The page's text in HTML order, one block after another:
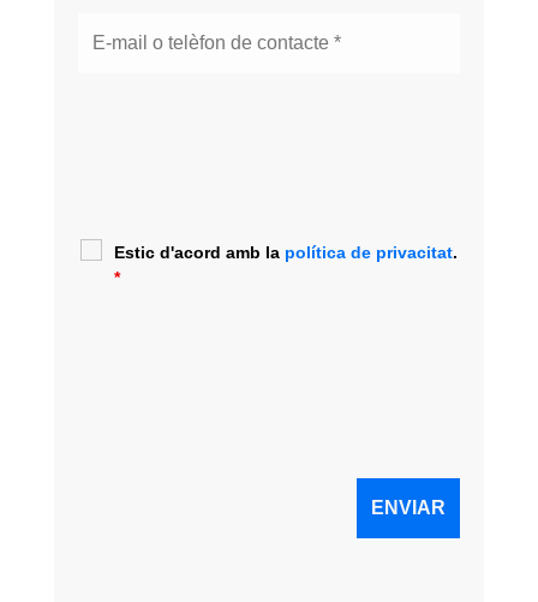
Estic d'acord amb lapolítica de privacitat.
*